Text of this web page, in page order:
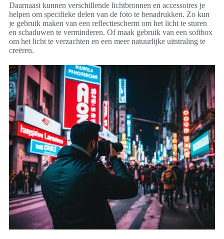
Daarnaast kunnen verschillende lichtbronnen en accessoires je
helpen om specifieke delen van de foto te benadrukken. Zo kun
je gebruik maken van een reflectiescherm om het licht te sturen
en schaduwen te verminderen. Of maak gebruik van een softbox
om het licht te verzachten en een meer natuurlijke uitstraling te
creëren.